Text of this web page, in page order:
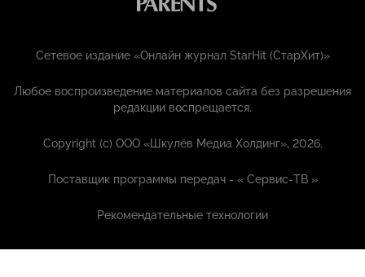
Сетевое издание «Онлайн журнал StarHit (СтарХит)»
Любое воспроизведение материалов сайта без разрешения
редакции воспрещается.
Copyright (с) ООО «Шкулёв Медиа Холдинг», 2026.
Поставщик программы передач - «Сервис-ТВ »
Рекомендательные технологии